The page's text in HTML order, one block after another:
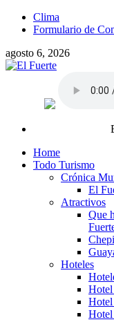
Clima
Formulario de
agosto 6, 2026
Home
Todo Turismo
Crónica
El
Atractivos
Que
Hoteles